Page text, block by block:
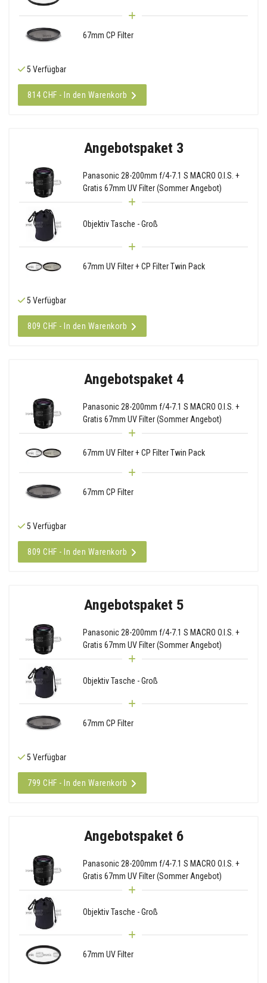
67mm CP Filter
5 Verfügbar
814 CHF - In den Warenkorb
Angebotspaket 3
Panasonic 28-200mm f/4-7.1 S MACRO O.I.S. +
Gratis 67mm UV Filter (Sommer Angebot)
Objektiv Tasche - Groß
67mm UV Filter + CP Filter Twin Pack
5 Verfügbar
809 CHF - In den Warenkorb
Angebotspaket 4
Panasonic 28-200mm f/4-7.1 S MACRO O.I.S. +
Gratis 67mm UV Filter (Sommer Angebot)
67mm UV Filter + CP Filter Twin Pack
67mm CP Filter
5 Verfügbar
809 CHF - In den Warenkorb
Angebotspaket 5
Panasonic 28-200mm f/4-7.1 S MACRO O.I.S. +
Gratis 67mm UV Filter (Sommer Angebot)
Objektiv Tasche - Groß
67mm CP Filter
5 Verfügbar
799 CHF - In den Warenkorb
Angebotspaket 6
Panasonic 28-200mm f/4-7.1 S MACRO O.I.S. +
Gratis 67mm UV Filter (Sommer Angebot)
Objektiv Tasche - Groß
67mm UV Filter